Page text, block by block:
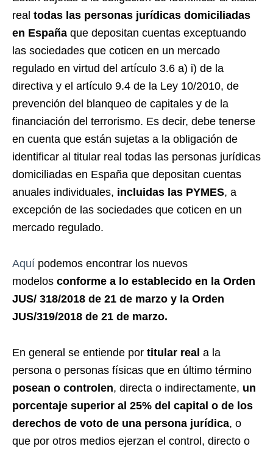
real todas las personas jurídicas domiciliadas
en España que depositan cuentas exceptuando
las sociedades que coticen en un mercado
regulado en virtud del artículo 3.6 a) i) de la
directiva y el artículo 9.4 de la Ley 10/2010, de
prevención del blanqueo de capitales y de la
financiación del terrorismo. Es decir, debe tenerse
en cuenta que están sujetas a la obligación de
identificar al titular real todas las personas jurídicas
domiciliadas en España que depositan cuentas
anuales individuales, incluidas las PYMES, a
excepción de las sociedades que coticen en un
mercado regulado.
Aquí podemos encontrar los nuevos
modelos conforme a lo establecido en la Orden
JUS/ 318/2018 de 21 de marzo y la Orden
JUS/319/2018 de 21 de marzo.
En general se entiende por titular real a la
persona o personas físicas que en último término
posean o controlen, directa o indirectamente, un
porcentaje superior al 25% del capital o de los
derechos de voto de una persona jurídica, o
que por otros medios ejerzan el control, directo o